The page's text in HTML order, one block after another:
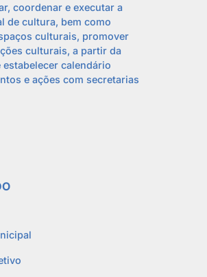
coordenar e executar a
de cultura, bem como
culturais, promover
culturais, a partir da
estabelecer calendário
e ações com secretarias